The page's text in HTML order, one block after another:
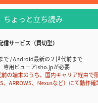
ちょっと立ち読み
サービス（買切型）
で / Android最新の２世代前まで
専用ビューアisho.jpが必要
の端末のうち、国内キャリア経由で
、ARROWS、Nexusなど）にて動作